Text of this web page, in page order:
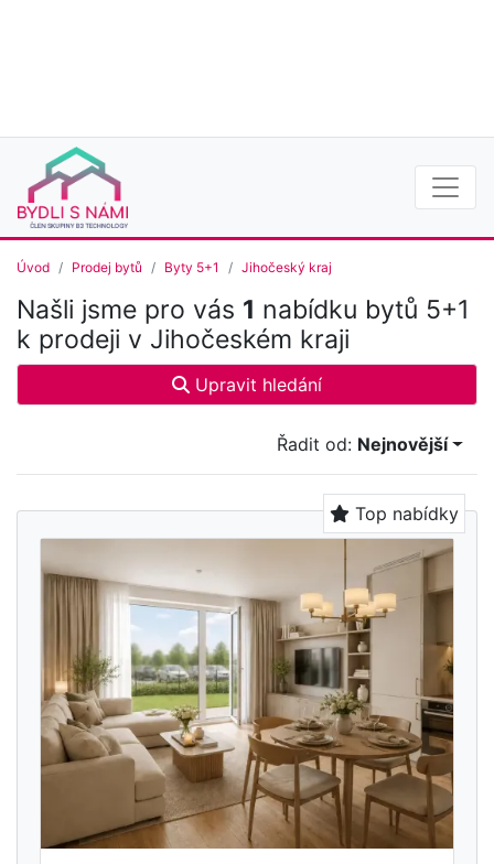
Úvod Prodej bytů Byty 5+1 Jihočeský kraj
Našli jsme pro vás 1 nabídku bytů 5+1
k prodeji v Jihočeském kraji
Upravit hledání
Řadit od: Nejnovější
Top nabídky